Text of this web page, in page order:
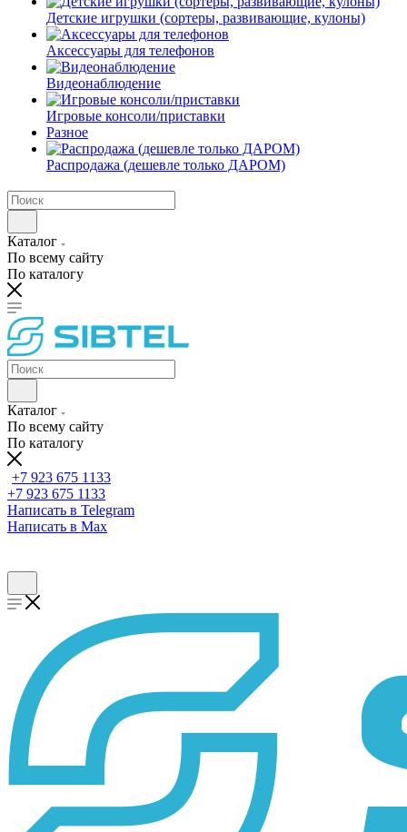
Детские игрушки (сортеры, развивающие, кулоны)
Аксессуары для телефонов
Видеонаблюдение
Игровые консоли/приставки
Разное
Распродажа (дешевле только ДАРОМ)
Каталог
По всему сайту
По каталогу
Каталог
По всему сайту
По каталогу
+7 923 675 1133
+7 923 675 1133
Написать в Telegram
Написать в Max